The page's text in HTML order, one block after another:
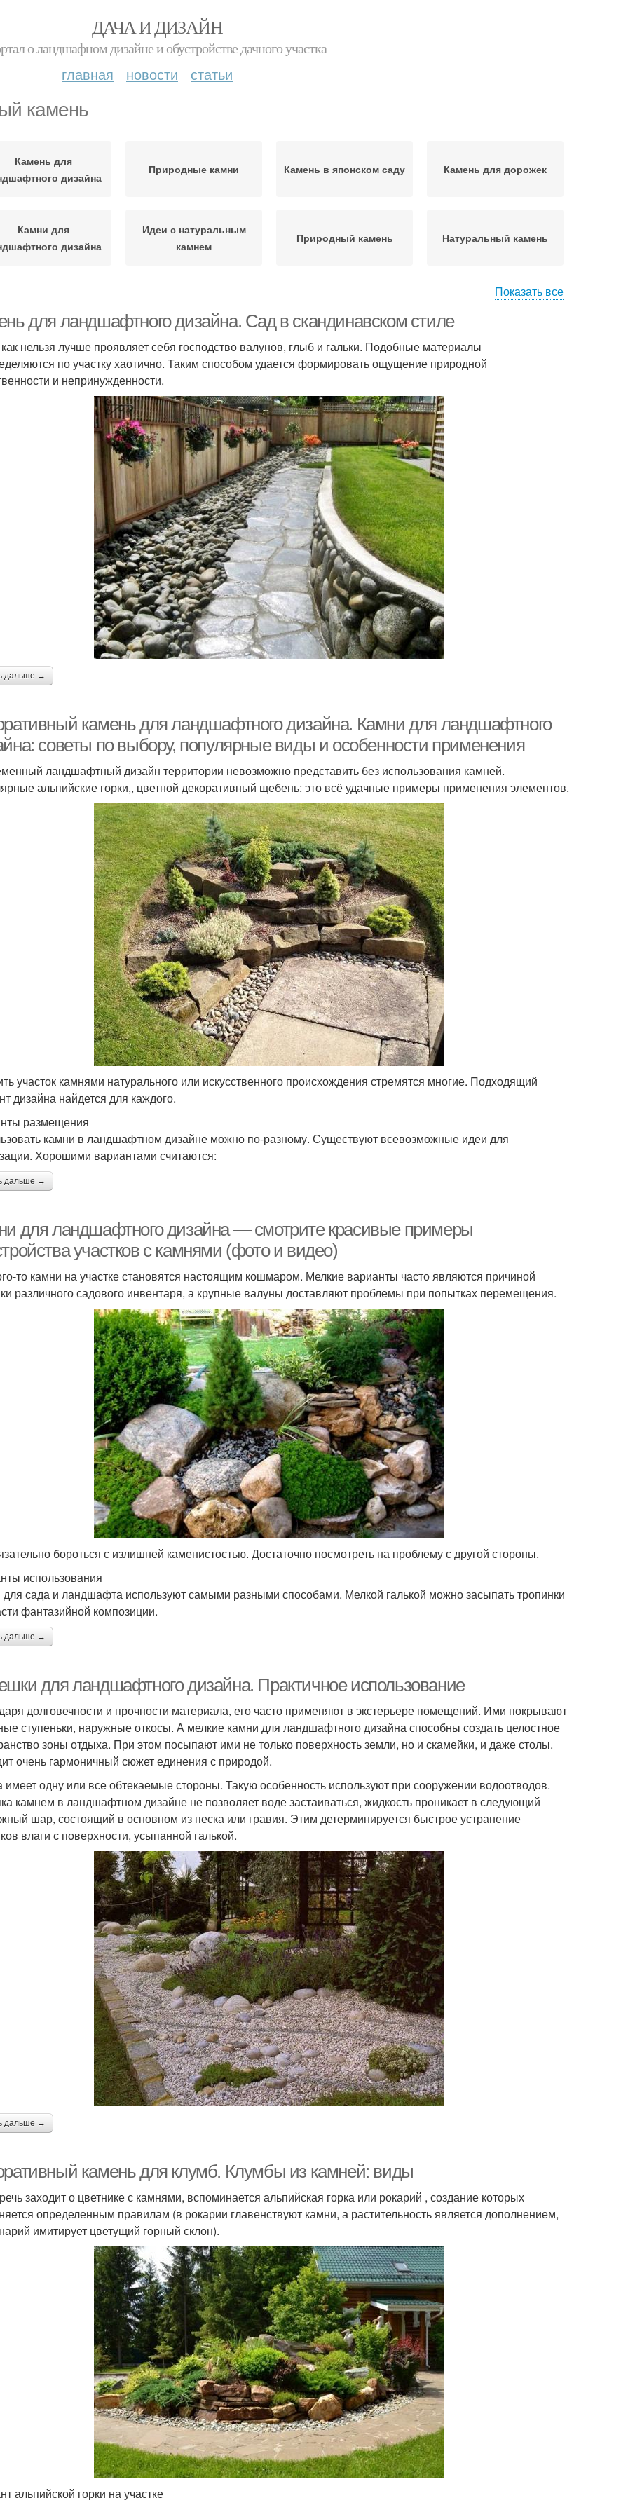
ДАЧА И ДИЗАЙН
о ландшафном дизайне и обустройстве дачного участка
главная новости статьи
камень
Камень для
дизайна
Природные камни Камень в японском саду Камень для дорожек
Камни для
дизайна
Идеи с натуральным
камнем
Природный камень Натуральный камень
дизайне
Камень в саду Искусственный камень
Клумбы из камней Белая галька
Показать все
для ландшафтного дизайна. Сад в скандинавском стиле
нельзя лучше проявляет себя господство валунов, глыб и гальки. Подобные материалы
по участку хаотично. Таким способом удается формировать ощущение природной
и непринужденности.
дальше →
камень для ландшафтного дизайна. Камни для ландшафтного
советы по выбору, популярные виды и особенности применения
ландшафтный дизайн территории невозможно представить без использования камней.
альпийские горки,, цветной декоративный щебень: это всё удачные примеры применения элементов.
участок камнями натурального или искусственного происхождения стремятся многие. Подходящий
дизайна найдется для каждого.
размещения
камни в ландшафтном дизайне можно по-разному. Существуют всевозможные идеи для
Хорошими вариантами считаются:
дальше →
для ландшафтного дизайна — смотрите красивые примеры
участков с камнями (фото и видео)
то камни на участке становятся настоящим кошмаром. Мелкие варианты часто являются причиной
различного садового инвентаря, а крупные валуны доставляют проблемы при попытках перемещения.
бороться с излишней каменистостью. Достаточно посмотреть на проблему с другой стороны.
использования
сада и ландшафта используют самыми разными способами. Мелкой галькой можно засыпать тропинки
фантазийной композиции.
дальше →
для ландшафтного дизайна. Практичное использование
долговечности и прочности материала, его часто применяют в экстерьере помещений. Ими покрывают
ступеньки, наружные откосы. А мелкие камни для ландшафтного дизайна способны создать целостное
зоны отдыха. При этом посыпают ими не только поверхность земли, но и скамейки, и даже столы.
очень гармоничный сюжет единения с природой.
имеет одну или все обтекаемые стороны. Такую особенность используют при сооружении водоотводов.
камнем в ландшафтном дизайне не позволяет воде застаиваться, жидкость проникает в следующий
шар, состоящий в основном из песка или гравия. Этим детерминируется быстрое устранение
влаги с поверхности, усыпанной галькой.
дальше →
камень для клумб. Клумбы из камней: виды
заходит о цветнике с камнями, вспоминается альпийская горка или рокарий , создание которых
определенным правилам (в рокарии главенствуют камни, а растительность является дополнением,
имитирует цветущий горный склон).
альпийской горки на участке